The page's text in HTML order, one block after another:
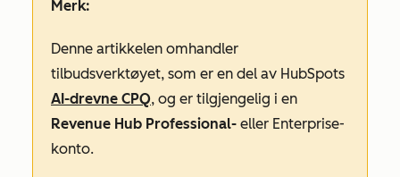
Merk:
Denne artikkelen omhandler
tilbudsverktøyet, som er en del av HubSpots
AI-drevne CPQ, og er tilgjengelig i en
Revenue Hub Professional- eller Enterprise-
konto.